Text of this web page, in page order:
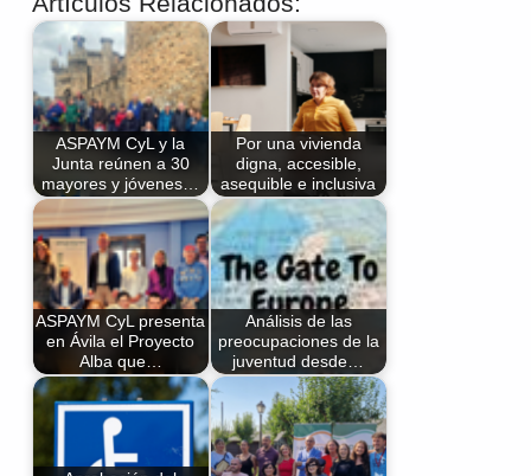
ASPAYM CyL y la
Junta reúnen a 30
mayores y jóvenes…
Por una vivienda
digna, accesible,
asequible e inclusiva
ASPAYM CyL presenta
en Ávila el Proyecto
Alba que…
Análisis de las
preocupaciones de la
juventud desde…